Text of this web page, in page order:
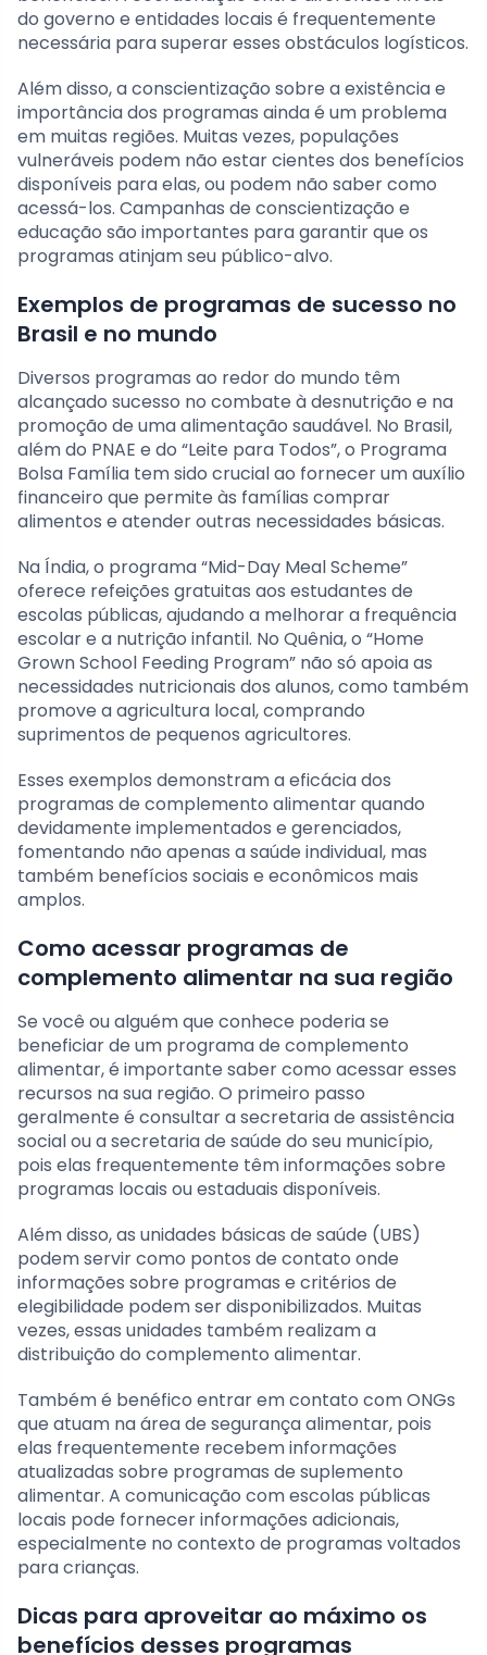
do governo e entidades locais é frequentemente
necessária para superar esses obstáculos logísticos.
Além disso, a conscientização sobre a existência e
importância dos programas ainda é um problema
em muitas regiões. Muitas vezes, populações
vulneráveis podem não estar cientes dos benefícios
disponíveis para elas, ou podem não saber como
acessá-los. Campanhas de conscientização e
educação são importantes para garantir que os
programas atinjam seu público-alvo.
Exemplos de programas de sucesso no
Brasil e no mundo
Diversos programas ao redor do mundo têm
alcançado sucesso no combate à desnutrição e na
promoção de uma alimentação saudável. No Brasil,
além do PNAE e do “Leite para Todos”, o Programa
Bolsa Família tem sido crucial ao fornecer um auxílio
financeiro que permite às famílias comprar
alimentos e atender outras necessidades básicas.
Na Índia, o programa “Mid-Day Meal Scheme”
oferece refeições gratuitas aos estudantes de
escolas públicas, ajudando a melhorar a frequência
escolar e a nutrição infantil. No Quênia, o “Home
Grown School Feeding Program” não só apoia as
necessidades nutricionais dos alunos, como também
promove a agricultura local, comprando
suprimentos de pequenos agricultores.
Esses exemplos demonstram a eficácia dos
programas de complemento alimentar quando
devidamente implementados e gerenciados,
fomentando não apenas a saúde individual, mas
também benefícios sociais e econômicos mais
amplos.
Como acessar programas de
complemento alimentar na sua região
Se você ou alguém que conhece poderia se
beneficiar de um programa de complemento
alimentar, é importante saber como acessar esses
recursos na sua região. O primeiro passo
geralmente é consultar a secretaria de assistência
social ou a secretaria de saúde do seu município,
pois elas frequentemente têm informações sobre
programas locais ou estaduais disponíveis.
Além disso, as unidades básicas de saúde (UBS)
podem servir como pontos de contato onde
informações sobre programas e critérios de
elegibilidade podem ser disponibilizados. Muitas
vezes, essas unidades também realizam a
distribuição do complemento alimentar.
Também é benéfico entrar em contato com ONGs
que atuam na área de segurança alimentar, pois
elas frequentemente recebem informações
atualizadas sobre programas de suplemento
alimentar. A comunicação com escolas públicas
locais pode fornecer informações adicionais,
especialmente no contexto de programas voltados
para crianças.
Dicas para aproveitar ao máximo os
benefícios desses programas